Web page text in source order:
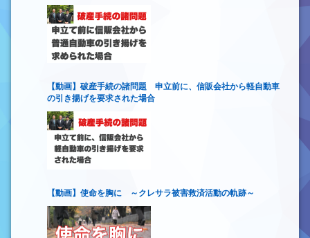
【動画】破産手続の諸問題 申立前に、信販会社から軽自動車
の引き揚げを要求された場合
【動画】使命を胸に ～クレサラ被害救済活動の軌跡～